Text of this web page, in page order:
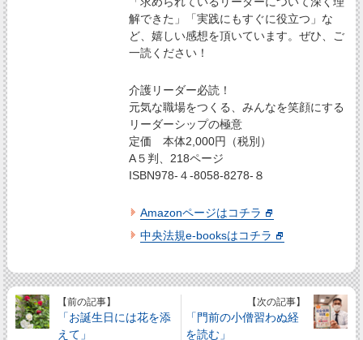
解できた」「実践にもすぐに役立つ」な
ど、嬉しい感想を頂いています。ぜひ、ご
一読ください！
介護リーダー必読！
元気な職場をつくる、みんなを笑顔にする
リーダーシップの極意
定価 本体2,000円（税別）
A５判、218ページ
ISBN978-４-8058-8278-８
Amazonページはコチラ
中央法規e-booksはコチラ
【前の記事】
「お誕生日には花を添
えて」
【次の記事】
「門前の小僧習わぬ経
を読む」